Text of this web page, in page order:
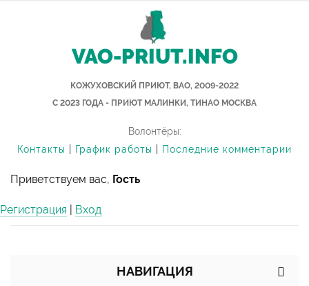
VAO-PRIUT.INFO
КОЖУХОВСКИЙ ПРИЮТ, ВАО, 2009-2022
С 2023 ГОДА - ПРИЮТ МАЛИНКИ, ТИНАО МОСКВА
Волонтёры:
Контакты
График работы Последние комментарии
Приветствуем вас, Гость
Регистрация Вход
НАВИГАЦИЯ